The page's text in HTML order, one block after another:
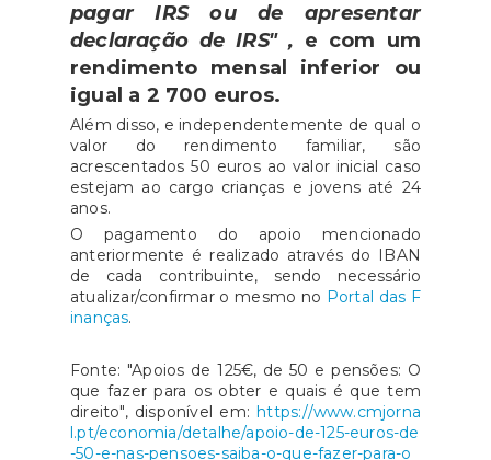
pagar IRS ou de apresentar
declaração de IRS" , e com um
rendimento mensal inferior ou
igual a 2 700 euros.
Além disso, e independentemente de qual o
valor do rendimento familiar, são
acrescentados 50 euros ao valor inicial caso
estejam ao cargo crianças e jovens até 24
anos.
O pagamento do apoio mencionado
anteriormente é realizado através do IBAN
de cada contribuinte, sendo necessário
atualizar/confirmar o mesmo no Portal das F
inanças.
Fonte: "Apoios de 125€, de 50 e pensões: O
que fazer para os obter e quais é que tem
direito", disponível em: https://www.cmjorna
l.pt/economia/detalhe/apoio-de-125-euros-de
-50-e-nas-pensoes-saiba-o-que-fazer-para-o